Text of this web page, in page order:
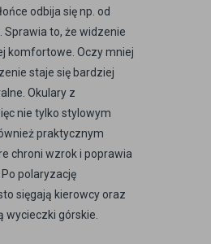
odbija się np. od
Sprawia to, że widzenie
komfortowe. Oczy mniej
staje się bardziej
Okulary z
nie tylko stylowym
praktycznym
chroni wzrok i poprawia
polaryzację
sięgają kierowcy oraz
wycieczki górskie.